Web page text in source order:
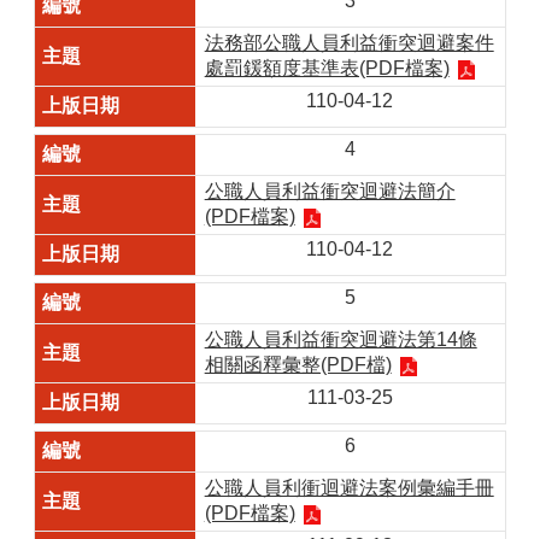
法務部公職人員利益衝突迴避案件
處罰鍰額度基準表(PDF檔案)
110-04-12
4
公職人員利益衝突迴避法簡介
(PDF檔案)
110-04-12
5
公職人員利益衝突迴避法第14條
相關函釋彙整(PDF檔)
111-03-25
6
公職人員利衝迴避法案例彙編手冊
(PDF檔案)